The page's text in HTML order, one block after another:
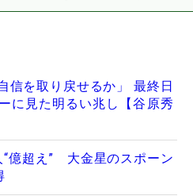
信を取り戻せるか」 最終日
に見た明るい兆し【谷原秀
“億超え” 大金星のスポーン